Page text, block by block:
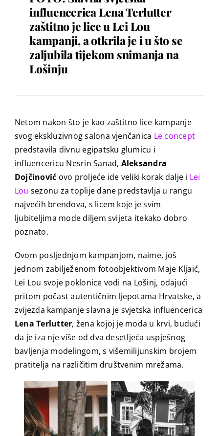
influencerica Lena Terlutter
zaštitno je lice u Lei Lou
kampanji, a otkrila je i u što se
zaljubila tijekom snimanja na
Lošinju
Netom nakon što je kao zaštitno lice kampanje
svog ekskluzivnog salona vjenčanica Le concept
predstavila divnu egipatsku glumicu i
influencericu Nesrin Sanad, Aleksandra
Dojčinović ovo proljeće ide veliki korak dalje i Lei
Lou sezonu za toplije dane predstavlja u rangu
najvećih brendova, s licem koje je svim
ljubiteljima mode diljem svijeta itekako dobro
poznato.
Ovom posljednjom kampanjom, naime, još
jednom zabilježenom fotoobjektivom Maje Kljaić,
Lei Lou svoje poklonice vodi na Lošinj, odajući
pritom počast autentičnim ljepotama Hrvatske, a
zvijezda kampanje slavna je svjetska influencerica
Lena Terlutter, žena kojoj je moda u krvi, budući
da je iza nje više od dva desetljeća uspješnog
bavljenja modelingom, s višemilijunskim brojem
pratitelja na različitim društvenim mrežama.